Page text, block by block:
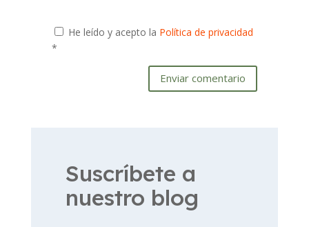
He leído y acepto la Política de privacidad
*
Enviar comentario
Suscríbete a
nuestro blog